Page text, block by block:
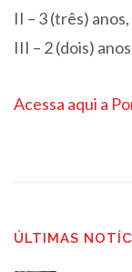
II – 3 (três)
III – 2 (dois)
Acessa aqui a
ÚLTIMAS